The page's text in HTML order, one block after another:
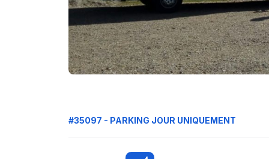
#35097 - PARKING JOUR UNIQUEMENT